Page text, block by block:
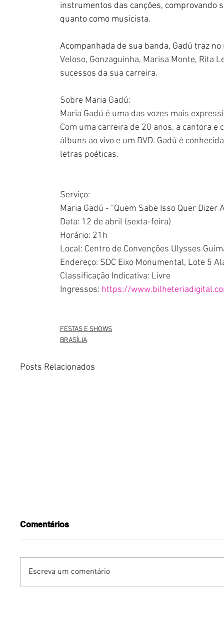
instrumentos das canções,
quanto como musicista.
Acompanhada de sua banda, Gadú traz no
Veloso, Gonzaguinha, Marisa Monte, Rita
sucessos da sua carreira.
Sobre Maria Gadú:
Maria Gadú é uma das vozes mais
Com uma carreira de 20 anos, a cantora
álbuns ao vivo e um DVD. Gadú é
letras poéticas.
Serviço:
Maria Gadú - "Quem Sabe Isso Quer Dizer
Data: 12 de abril (sexta-feira)
Horário: 21h
Local: Centro de Convenções Ulysses
Endereço: SDC Eixo Monumental, Lote 5
Classificação Indicativa: Livre
Ingressos: https://
FESTAS E SHOWS
BRASÍLIA
Posts Relacionados
Comentários
Escreva um comentário